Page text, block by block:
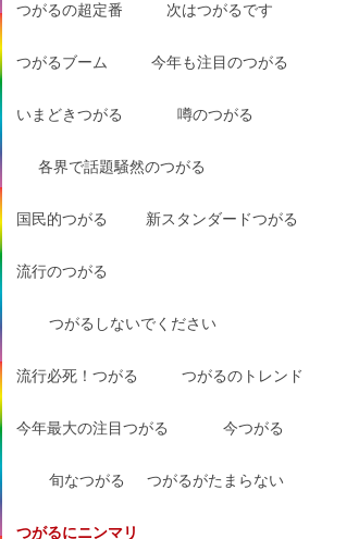
つがるの超定番 次はつがるです
つがるブーム 今年も注目のつがる
いまどきつがる 噂のつがる
各界で話題騒然のつがる
国民的つがる 新スタンダードつがる
流行のつがる
つがるしないでください
流行必死！つがる つがるのトレンド
今年最大の注目つがる 今つがる
旬なつがる つがるがたまらない
つがるにニンマリ